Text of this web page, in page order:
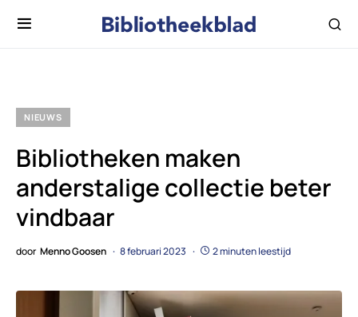
NIEUWS
Bibliotheken maken
anderstalige collectie beter
vindbaar
door Menno Goosen 8 februari 2023 2 minuten leestijd